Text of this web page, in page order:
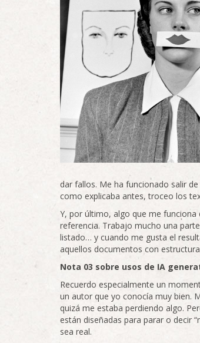
dar fallos. Me ha funcionado salir
como explicaba antes, troceo los
Y, por último, algo que me
referencia. Trabajo mucho una
listado… y cuando me gusta el
aquellos documentos con
Nota 03 sobre usos de IA
Recuerdo especialmente un
un autor que yo conocía muy bien.
quizá me estaba perdiendo algo.
están diseñadas para parar o decir
sea real.